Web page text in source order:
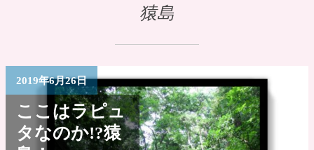
猿島
2019年6月26日
ここはラピュ
タなのか!?猿